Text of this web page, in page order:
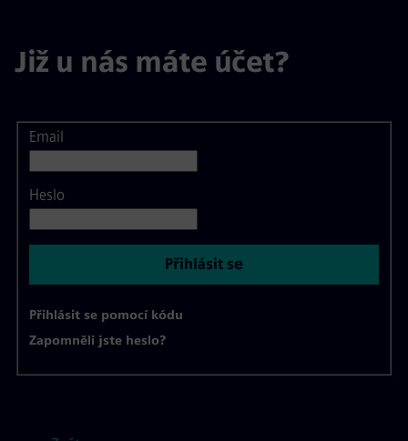
Již u nás máte účet?
Přihlášení
Email
Heslo
Přihlásit se
Přihlásit se pomocí kódu
Zapomněli jste heslo?